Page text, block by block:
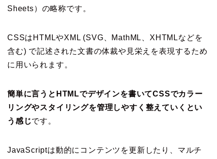
Sheets）の略称です。
CSSはHTMLやXML (SVG、MathML、XHTMLなどを
含む) で記述された文書の体裁や見栄えを表現するため
に用いられます。
簡単に言うとHTMLでデザインを書いてCSSでカラー
リングやスタイリングを管理しやすく整えていくとい
う感じです。
JavaScriptは動的にコンテンツを更新したり、マルチ